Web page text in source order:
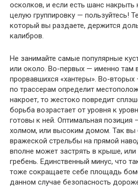
осколков, и если есть шанс накрыть
целую группировку — пользуйтесь!
который вы раздаете, держится
калибров.
Не занимайте самые популярные
или около. Во-первых — именно там
прорвавшихся «хантеры». Во-вторых
по трассерам определит
накроет, то жестоко повредит
борьба возрастает от уровня к
готовы к ней. Оптимальная позиция
холмом, или высоким домом. Так вы
вражеской стрельбы на прямой
вполне может застрять в крыше, или
гребень. Единственный минус, что
тоже сокращаете себе площадь
данном случае безопасность